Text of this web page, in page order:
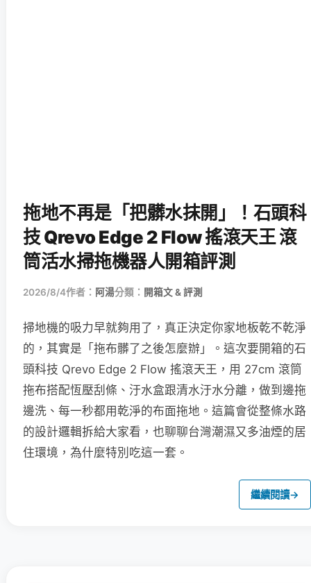
拖地不再是「把髒水抹開」！石頭科
技 Qrevo Edge 2 Flow 搖滾天王 滾
筒活水掃拖機器人開箱評測
2026/8/4作者： 阿湯分類： 開箱文 & 評測
掃地機的吸力早就夠用了，真正決定你家地板乾不乾淨
的，其實是「拖布髒了之後怎麼辦」。這次要開箱的石
頭科技 Qrevo Edge 2 Flow 搖滾天王，用 27cm 滾筒
拖布搭配恆壓刮條、汙水盒跟清水汙水分離，做到邊拖
邊洗、每一秒都用乾淨的布面拖地。這篇會從整條水路
的設計邏輯拆給大家看，也聊聊台灣潮濕又多油煙的居
住環境，為什麼特別吃這一套。
繼續閱讀→